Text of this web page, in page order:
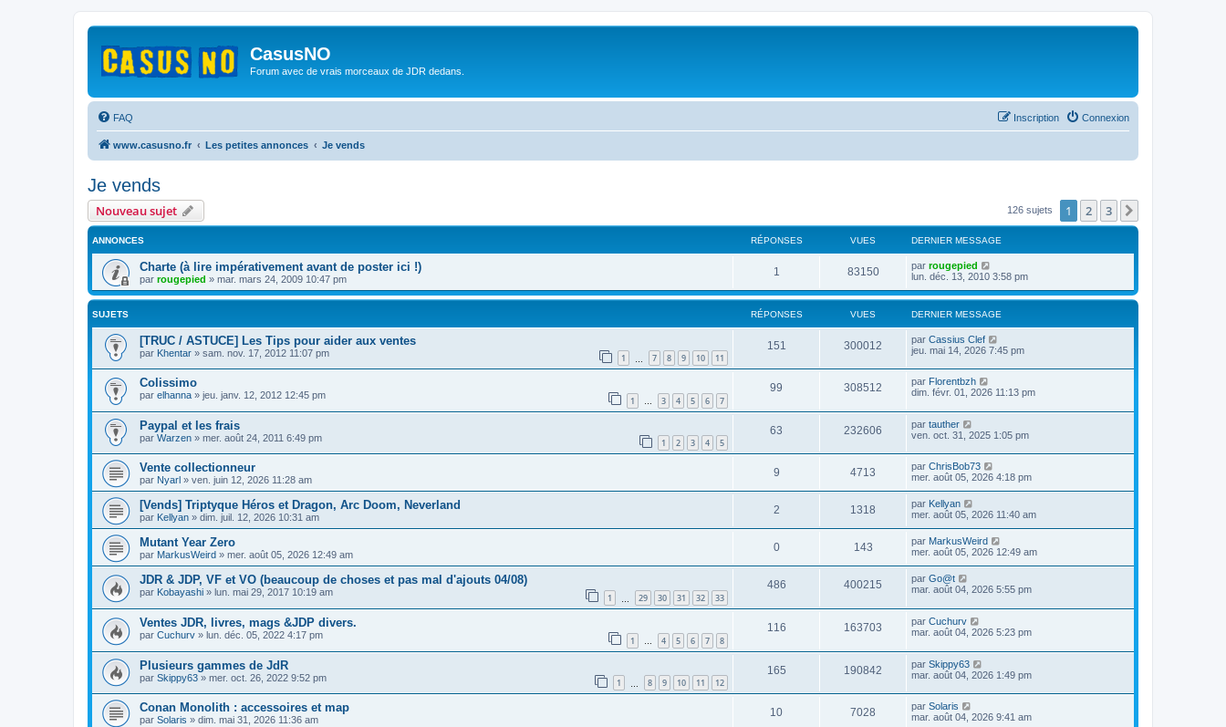
CasusNO
Forum avec de vrais morceaux de JDR dedans.
FAQ Connexion
Inscription
www.casusno.fr Les petites annonces Je vends
Je vends
Nouveau sujet 126 sujets 1 2 3
ANNONCES RÉPONSES VUES DERNIER MESSAGE
Charte (à lire impérativement avant de poster ici !)
par rougepied » mar. mars 24, 2009 10:47 pm
1 83150 par rougepied
lun. déc. 13, 2010 3:58 pm
SUJETS RÉPONSES VUES DERNIER MESSAGE
[TRUC / ASTUCE] Les Tips pour aider aux ventes
par Khentar » sam. nov. 17, 2012 11:07 pm 1 7 8 9 10 11
151 300012 par Cassius Clef
jeu. mai 14, 2026 7:45 pm
Colissimo
par elhanna » jeu. janv. 12, 2012 12:45 pm 1 … 3 4 5 6 7
99 308512 par Florentbzh
dim. févr. 01, 2026 11:13 pm
Paypal et les frais
par Warzen » mer. août 24, 2011 6:49 pm 1 2 3 4 5
63 232606 par tauther
ven. oct. 31, 2025 1:05 pm
Vente collectionneur
par Nyarl » ven. juin 12, 2026 11:28 am
9 4713 par ChrisBob73
mer. août 05, 2026 4:18 pm
[Vends] Triptyque Héros et Dragon, Arc Doom, Neverland
par Kellyan » dim. juil. 12, 2026 10:31 am
2 1318 par Kellyan
mer. août 05, 2026 11:40 am
Mutant Year Zero
par MarkusWeird » mer. août 05, 2026 12:49 am
0 143 par MarkusWeird
mer. août 05, 2026 12:49 am
JDR & JDP, VF et VO (beaucoup de choses et pas mal d'ajouts 04/08)
par Kobayashi » lun. mai 29, 2017 10:19 am 1 29 30 31 32 33
486 400215 par Go@t
mar. août 04, 2026 5:55 pm
Ventes JDR, livres, mags &JDP divers.
par Cuchurv » lun. déc. 05, 2022 4:17 pm 1 … 4 5 6 7 8
116 163703 par Cuchurv
mar. août 04, 2026 5:23 pm
Plusieurs gammes de JdR
par Skippy63 » mer. oct. 26, 2022 9:52 pm 1 8 9 10 11 12
165 190842 par Skippy63
mar. août 04, 2026 1:49 pm
Conan Monolith : accessoires et map
par Solaris » dim. mai 31, 2026 11:36 am
10 7028 par Solaris
mar. août 04, 2026 9:41 am